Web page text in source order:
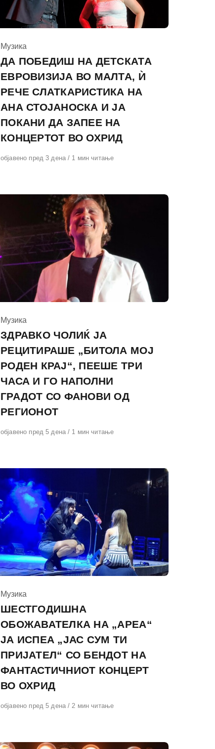
КАтегорија
Музика
ДА ПОБЕДИШ НА ДЕТСКАТА
ЕВРОВИЗИЈА ВО МАЛТА, Ѝ
РЕЧЕ СЛАТКАРИСТИКА НА
АНА СТОЈАНОСКА И ЈА
ПОКАНИ ДА ЗАПЕЕ НА
КОНЦЕРТОТ ВО ОХРИД
Објавено
објавено пред 3 дена 1 мин читање
КАтегорија
Музика
ЗДРАВКО ЧОЛИЌ ЈА
РЕЦИТИРАШЕ „БИТОЛА МОЈ
РОДЕН КРАЈ“, ПЕЕШЕ ТРИ
ЧАСА И ГО НАПОЛНИ
ГРАДОТ СО ФАНОВИ ОД
РЕГИОНОТ
Објавено
објавено пред 5 дена 1 мин читање
КАтегорија
Музика
ШЕСТГОДИШНА
ОБОЖАВАТЕЛКА НА „АРЕА“
ЈА ИСПЕА „ЈАС СУМ ТИ
ПРИЈАТЕЛ“ СО БЕНДОТ НА
ФАНТАСТИЧНИОТ КОНЦЕРТ
ВО ОХРИД
Објавено
објавено пред 5 дена 2 мин читање